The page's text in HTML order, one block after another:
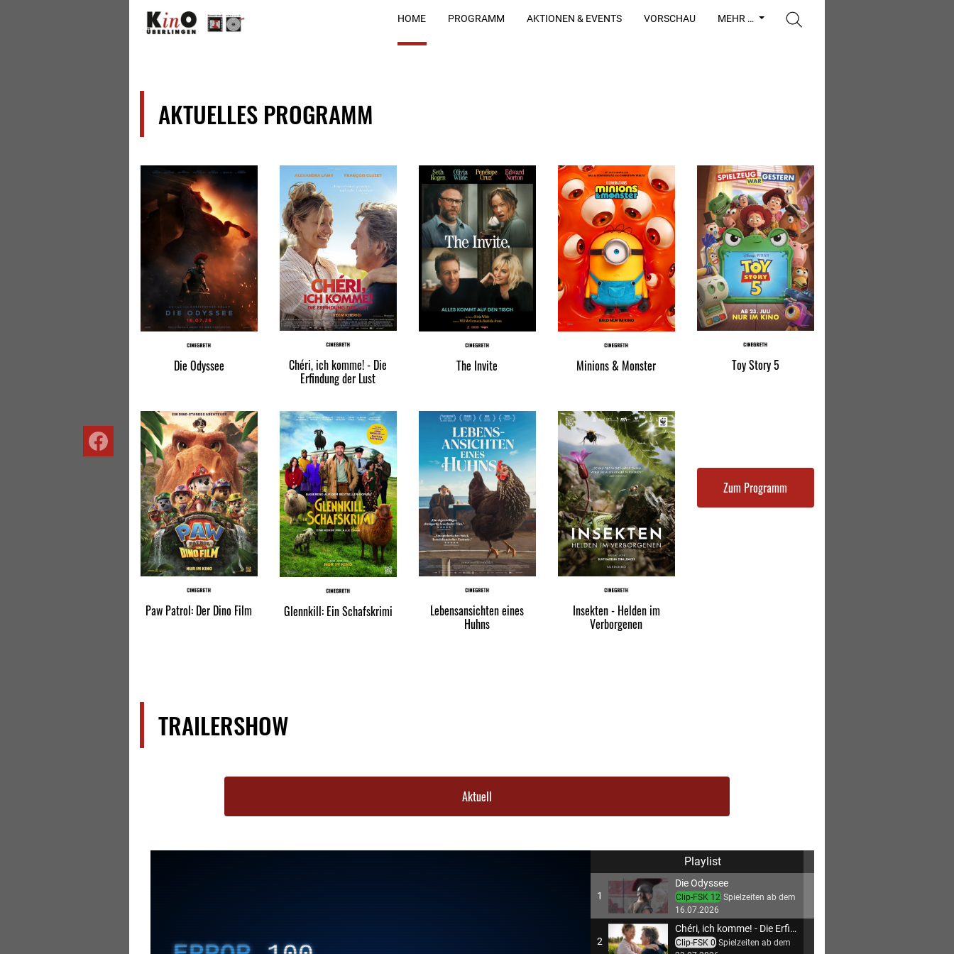
HOME PROGRAMM AKTIONEN & EVENTS VORSCHAU MEHR …
Facebook
AKTUELLES PROGRAMM
Die Odyssee Chéri, ich komme! - Die
Erfindung der Lust
The Invite Minions & Monster Toy Story 5
Paw Patrol: Der Dino Film Glennkill: Ein Schafskrimi Lebensansichten eines
Huhns
Insekten - Helden im
Verborgenen
Zum Programm
TRAILERSHOW
Aktuell
Playlist
1
Die Odyssee
Clip-FSK 12 Spielzeiten ab dem
16.07.2026
2
Chéri, ich komme! - Die Erfindung der Lust
Clip-FSK 0 Spielzeiten ab dem